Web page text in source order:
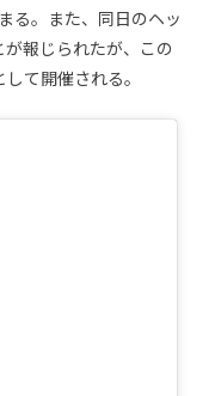
る。また、同日のヘッ
が報じられたが、この
て開催される。